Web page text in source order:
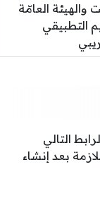
والهيئة العامّة
التطبيقي
التالي
بعد إنشاء